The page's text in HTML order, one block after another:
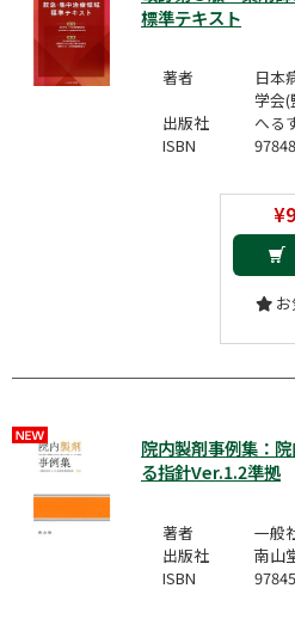
標準テキスト
著者
日本
学会(
出版社
へる
ISBN
院内製剤事例集：
る指針Ver.1.2準拠
著者
一般
出版社
南山
ISBN